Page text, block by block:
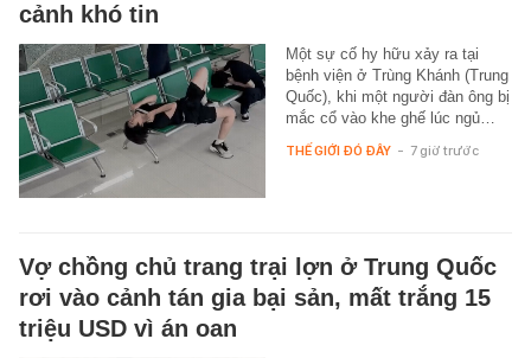
cảnh khó tin
Một sự cố hy hữu xảy ra tại
bệnh viện ở Trùng Khánh (Trung
Quốc), khi một người đàn ông bị
mắc cổ vào khe ghế lúc ngủ…
THẾ GIỚI ĐÓ ĐÂY - 7 giờ trước
Vợ chồng chủ trang trại lợn ở Trung Quốc
rơi vào cảnh tán gia bại sản, mất trắng 15
triệu USD vì án oan